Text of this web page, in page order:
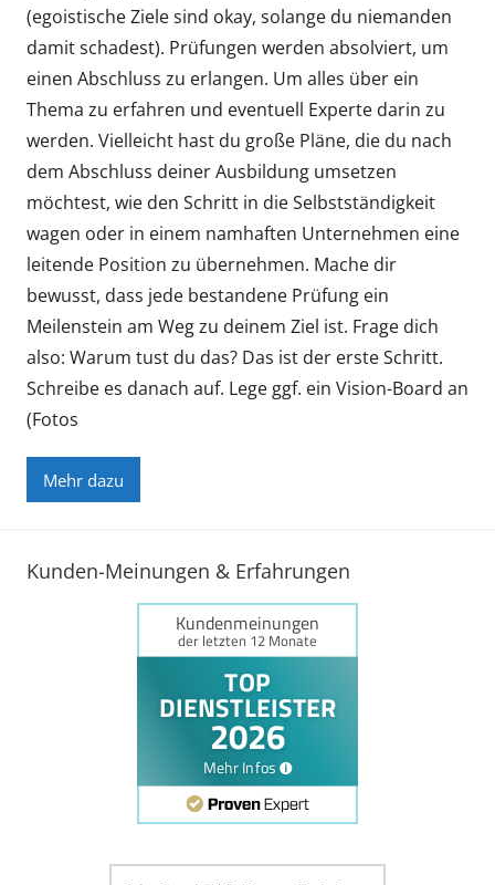
(egoistische Ziele sind okay, solange du niemanden
damit schadest). Prüfungen werden absolviert, um
einen Abschluss zu erlangen. Um alles über ein
Thema zu erfahren und eventuell Experte darin zu
werden. Vielleicht hast du große Pläne, die du nach
dem Abschluss deiner Ausbildung umsetzen
möchtest, wie den Schritt in die Selbstständigkeit
wagen oder in einem namhaften Unternehmen eine
leitende Position zu übernehmen. Mache dir
bewusst, dass jede bestandene Prüfung ein
Meilenstein am Weg zu deinem Ziel ist. Frage dich
also: Warum tust du das? Das ist der erste Schritt.
Schreibe es danach auf. Lege ggf. ein Vision-Board an
(Fotos
Mehr dazu
Kunden-Meinungen & Erfahrungen